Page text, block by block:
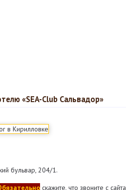
«SEA-Club Сальвадор»
бульвар, 204/1.
скажите, что звоните с сайта